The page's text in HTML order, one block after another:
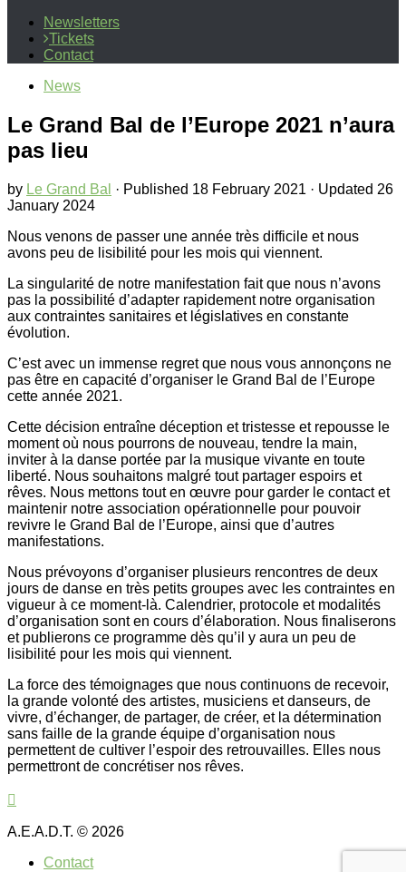
Newsletters
Tickets
Contact
News
Le Grand Bal de l’Europe 2021 n’aura
pas lieu
by Le Grand Bal · Published 18 February 2021 · Updated 26
January 2024
Nous venons de passer une année très difficile et nous
avons peu de lisibilité pour les mois qui viennent.
La singularité de notre manifestation fait que nous n’avons
pas la possibilité d’adapter rapidement notre organisation
aux contraintes sanitaires et législatives en constante
évolution.
C’est avec un immense regret que nous vous annonçons ne
pas être en capacité d’organiser le Grand Bal de l’Europe
cette année 2021.
Cette décision entraîne déception et tristesse et repousse le
moment où nous pourrons de nouveau, tendre la main,
inviter à la danse portée par la musique vivante en toute
liberté. Nous souhaitons malgré tout partager espoirs et
rêves. Nous mettons tout en œuvre pour garder le contact et
maintenir notre association opérationnelle pour pouvoir
revivre le Grand Bal de l’Europe, ainsi que d’autres
manifestations.
Nous prévoyons d’organiser plusieurs rencontres de deux
jours de danse en très petits groupes avec les contraintes en
vigueur à ce moment-là. Calendrier, protocole et modalités
d’organisation sont en cours d’élaboration. Nous finaliserons
et publierons ce programme dès qu’il y aura un peu de
lisibilité pour les mois qui viennent.
La force des témoignages que nous continuons de recevoir,
la grande volonté des artistes, musiciens et danseurs, de
vivre, d’échanger, de partager, de créer, et la détermination
sans faille de la grande équipe d’organisation nous
permettent de cultiver l’espoir des retrouvailles. Elles nous
permettront de concrétiser nos rêves.
A.E.A.D.T. © 2026
Contact